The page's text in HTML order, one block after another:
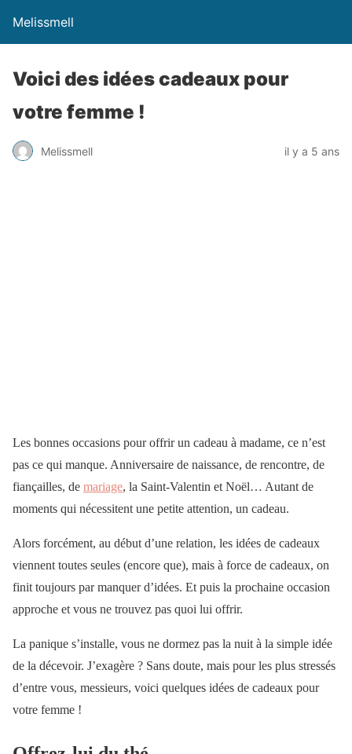
Melissmell
Voici des idées cadeaux pour
votre femme !
Melissmell il y a 5 ans
Les bonnes occasions pour offrir un cadeau à madame, ce n’est
pas ce qui manque. Anniversaire de naissance, de rencontre, de
fiançailles, de mariage, la Saint-Valentin et Noël… Autant de
moments qui nécessitent une petite attention, un cadeau.
Alors forcément, au début d’une relation, les idées de cadeaux
viennent toutes seules (encore que), mais à force de cadeaux, on
finit toujours par manquer d’idées. Et puis la prochaine occasion
approche et vous ne trouvez pas quoi lui offrir.
La panique s’installe, vous ne dormez pas la nuit à la simple idée
de la décevoir. J’exagère ? Sans doute, mais pour les plus stressés
d’entre vous, messieurs, voici quelques idées de cadeaux pour
votre femme !